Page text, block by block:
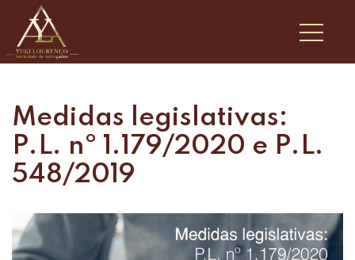
Medidas legislativas:
P.L. nº 1.179/2020 e P.L.
548/2019